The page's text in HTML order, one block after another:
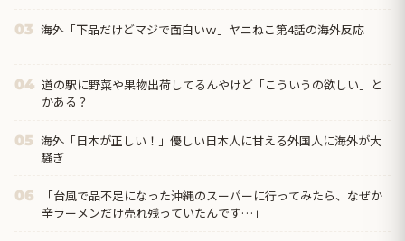
03 海外「下品だけどマジで面白いｗ」ヤニねこ第4話の海外反応
04 道の駅に野菜や果物出荷してるんやけど「こういうの欲しい」と
かある？
05 海外「日本が正しい！」優しい日本人に甘える外国人に海外が大
騒ぎ
06
「台風で品不足になった沖縄のスーパーに行ってみたら、なぜか
辛ラーメンだけ売れ残っていたんです…」